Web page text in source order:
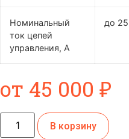
Номинальный
ток цепей
управления, А
до 25
от 45 000 ₽
В корзину